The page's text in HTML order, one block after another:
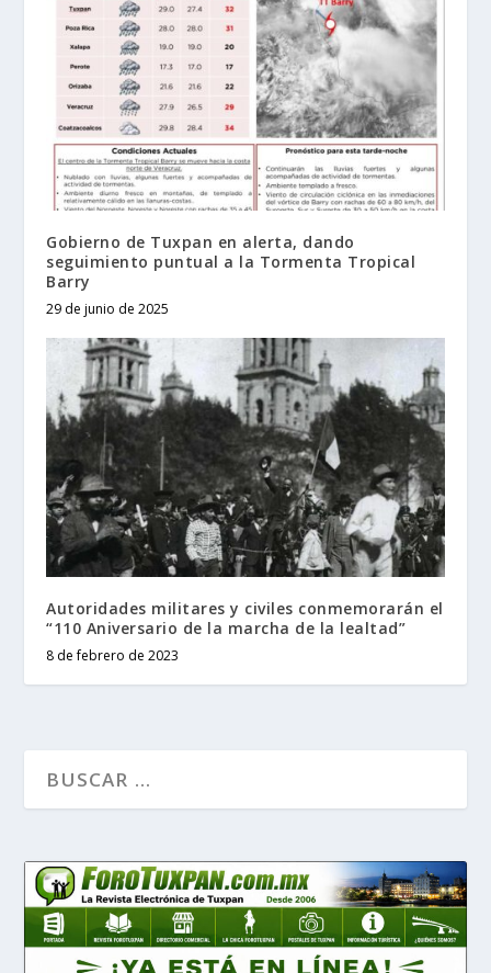
Gobierno de Tuxpan en alerta, dando
seguimiento puntual a la Tormenta Tropical
Barry
29 de junio de 2025
Autoridades militares y civiles conmemorarán el
“110 Aniversario de la marcha de la lealtad”
8 de febrero de 2023